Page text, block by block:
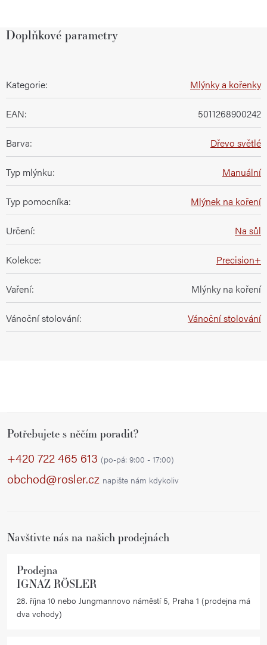
Doplňkové parametry
Kategorie: Mlýnky a kořenky
EAN: 5011268900242
Barva: Dřevo světlé
Typ mlýnku: Manuální
Typ pomocníka: Mlýnek na koření
Určení: Na sůl
Kolekce: Precision+
Vaření: Mlýnky na koření
Vánoční stolování: Vánoční stolování
Potřebujete s něčím poradit?
+420 722 465 613 (po-pá: 9:00 - 17:00)
obchod@rosler.cz napište nám kdykoliv
Navštivte nás na našich prodejnách
Prodejna
IGNAZ RÖSLER
28. října 10 nebo Jungmannovo náměstí 5, Praha 1 (prodejna má
dva vchody)